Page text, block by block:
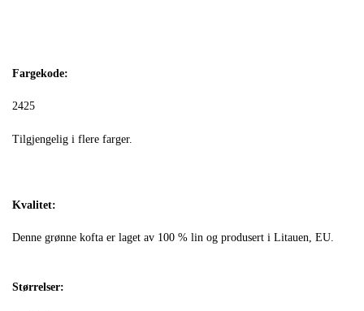
Fargekode:
2425
Tilgjengelig i flere farger.
Kvalitet:
Denne grønne kofta er laget av 100 % lin og produsert i Litauen, EU.
Størrelser: